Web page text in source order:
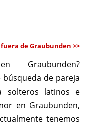
de Graubunden >>
Graubunden?
de pareja
solteros latinos e
en Graubunden,
tenemos